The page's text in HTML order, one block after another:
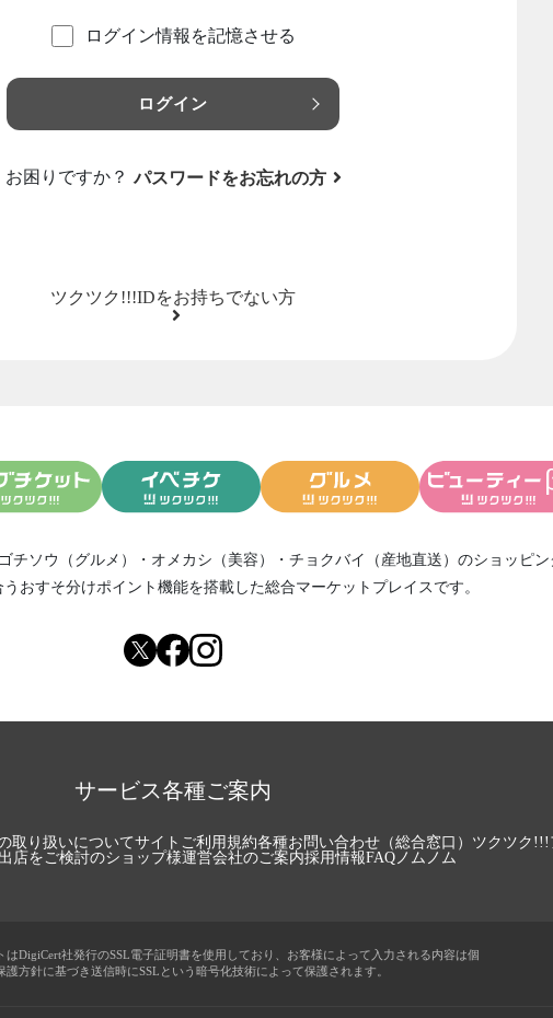
ログイン情報を記憶させる
ログイン
お困りですか？ パスワードをお忘れの方
ツクツク!!!IDをお持ちでない方
ゴチソウ（グルメ） ・ オメカシ（美容） ・ チョクバイ（産地直送） のショッピン
おすそ分けポイント機能を搭載した総合マーケットプレイスです。
サービス各種ご案内
取り扱いについてサイトご利用規約各種お問い合わせ（総合窓口） ツクツク!!!
出店をご検討のショップ様運営会社のご案内採用情報FAQノムノム
はDigiCert社発行のSSL電子証明書を使用しており、お客様によって入力される内容は個
護方針に基づき送信時にSSLという暗号化技術によって保護されます。